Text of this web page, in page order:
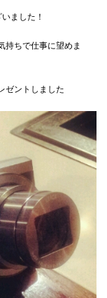
ました！
持ちで仕事に望めま
ゼントしました